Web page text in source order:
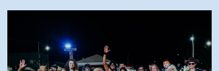
do Norte com os estados do Ceará e da Paraíba. A mobilização,
com concentração e saída de equipes policiais, ocorreu às 16h, no
município de Baraúna, no Oeste potiguar. A operação reúne